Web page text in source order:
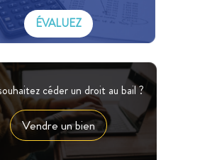
ÉVALUEZ
céder un droit au bail ?
Vendre un bien